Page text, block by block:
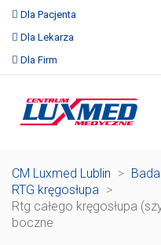
Dla Pacjenta
Dla Lekarza
Dla Firm
CM Luxmed Lublin >
RTG kręgosłupa >
Rtg całego kręgosłupa
boczne